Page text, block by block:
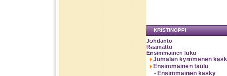
KRISTINOPPI
Johdanto
Raamattu
Ensimmäinen luku
Jumalan kymmenen
Ensimmäinen taulu
Ensimmäinen käsky